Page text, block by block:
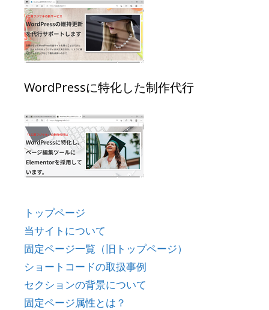
WordPressに特化した制作代行
トップページ
当サイトについて
固定ページ一覧（旧トップページ）
ショートコードの取扱事例
セクションの背景について
固定ページ属性とは？